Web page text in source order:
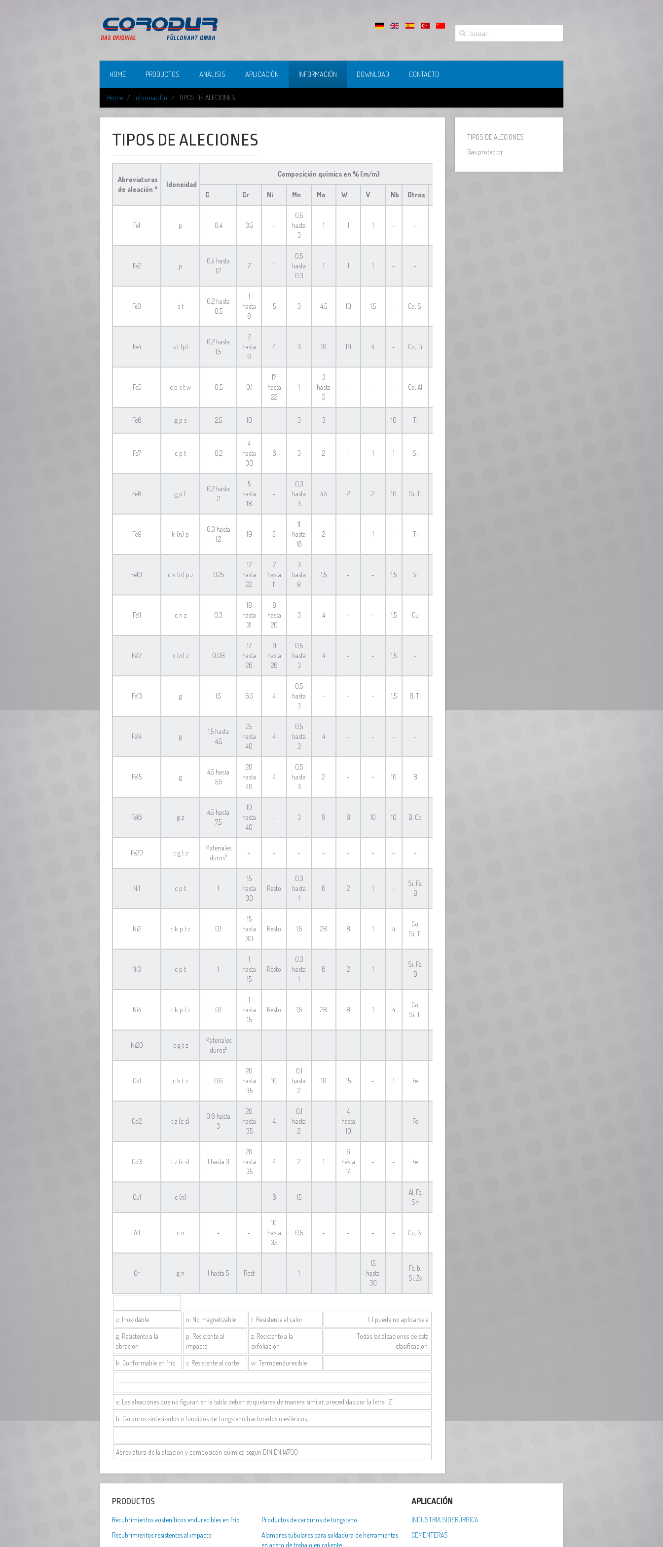
HOME PRODUCTOS ANÁLISIS APLICACIÓN INFORMACIÓN DOWNLOAD CONTACTO
Home InformaciÓn TIPOS DE ALECIONES
TIPOS DE ALECIONES
Abreviaturas
de aleación a Idoneidad
Composición químicaen % (m/m)
C Cr Ni Mn Mo W V Nb Otros
Fe1 p 0,4 3,5 -
0,5
hasta
3
1 1 1 - -
Fe2 p
0,4 hasta
1,2
7 1
0,5
hasta
0,3
1 1 1 - -
Fe3 s t
0,2 hasta
0,5
1
hasta
8
5 3 4,5 10 1,5 - Co, Si
Fe4 s t (p)
0,2 hasta
1,5
2
hasta
6
4 3 10 19 4 - Co, Ti
Fe5 c p s t w 0,5 0,1
17
hasta
22
1
3
hasta
5
- - - Co, Al
Fe6 g p s 2,5 10 - 3 3 - - 10 Ti
Fe7 c p t 0,2
4
hasta
30
6 3 2 - 1 1 Si
Fe8 g p t
0,2 hasta
2
5
hasta
18
-
0,3
hasta
3
4,5 2 2 10 Si, Ti
Fe9 k (n) p
0,3 hasta
1,2
19 3
11
hasta
18
2 - 1 - Ti
Fe10 c k (n) p z 0,25
17
hasta
22
7
hasta
11
3
hasta
8
1,5 - - 1,5 Si
Fe11 c n z 0,3
18
hasta
31
8
hasta
20
3 4 - - 1,5 Cu
Fe12 c (n) z 0,08
17
hasta
26
9
hasta
26
0,5
hasta
3
4 - - 1,5 -
Fe13 g 1,5 6,5 4
0,5
hasta
3
- - - 1,5 B, Ti
Fe14 g
1,5 hasta
4,5
25
hasta
40
4
0,5
hasta
3
4 - - - -
Fe15 g
4,5 hasta
5,5
20
hasta
40
4
0,5
hasta
3
2 - - 10 B
Fe16 g z
4,5 hasta
7,5
10
hasta
40
- 3 9 8 10 10 B, Co
Fe20 c g t z
Materiales
durosb - - - - - - - -
Ni1 c p t 1
15
hasta
30
Resto
0,3
hasta
1
6 2 1 -
Si, Fe,
B
Ni2 c k p t z 0,1
15
hasta
30
Resto 1,5 28 8 1 4
Co,
Si, Ti
Ni3 c p t 1
1
hasta
15
Resto
0,3
hasta
1
6 2 1 -
Si, Fe,
B
Ni4 c k p t z 0,1
1
hasta
15
Resto 1,5 28 8 1 4
Co,
Si, Ti
Ni20 c g t z
Materiales
durosb - - - - - - - -
Co1 c k t z 0,6
20
hasta
35
10
0,1
hasta
2
10 15 - 1 Fe
Co2 t z (c s)
0,6 hasta
3
20
hasta
35
4
0,1
hasta
2
-
4
hasta
10
- - Fe
Co3 t z (c s) 1 hasta 3
20
hasta
35
4 2 1
6
hasta
14
- - Fe
Cu1 c (n) - - 6 15 - - - -
Al, Fe,
Sn
Al1 c n - -
10
hasta
35
0,5 - - - - Cu, Si
Cr g n 1 hasta 5 Rest - 1 - -
15
hasta
30
-
Fe, b,
Si, Zv
c: Inoxidable n: No magnetizable t: Resistente al calor
( ) puede no aplicarse a
g: Resistente a la
abrasión
p: Resistente al
impacto
z: Resistente a la
exfoliación
Todas las aleaciones de esta
clasificación.
k: Conformable en frío
s: Resistente al corte w: Termoendurecible
a: Las aleaciones que no figuran en la tabla deben etiquetarse de manera similar, precedidas por la letra "Z".
b: Carburos sinterizados o fundidos de Tungsteno fracturados o esféricos,
Abreviatura de la aleación y composicón química según DIN EN 14700
TIPOS DE ALECIONES
Gas protector
PRODUCTOS
Recubrimientos austeníticos endurecibles en frío
Recubrimientos resistentes al impacto
Productos de carburos de tungsteno
Alambres tubulares para soldadura de herramientas
en acero de trabajo en caliente
APLICACIÓN
INDUSTRIA SIDERÚRGICA
CEMENTERAS